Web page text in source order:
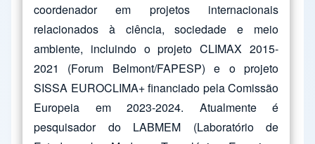
coordenador em projetos internacionais
relacionados à ciência, sociedade e meio
ambiente, incluindo o projeto CLIMAX 2015-
2021 (Forum Belmont/FAPESP) e o projeto
SISSA EUROCLIMA+ financiado pela Comissão
Europeia em 2023-2024. Atualmente é
pesquisador do LABMEM (Laboratório de